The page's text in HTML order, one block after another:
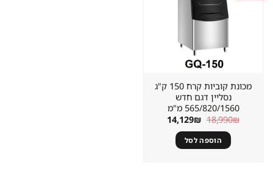
מכונת קוביות קרח 150 ק"ג
נסליין דגם חדש
565/820/1560 מ"מ
18,990₪ המחיר
המקורי
היה:
18,990₪.
14,129₪ המחיר
הוספה לסל